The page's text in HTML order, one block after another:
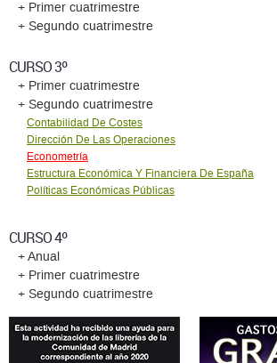
+ Primer cuatrimestre
+ Segundo cuatrimestre
CURSO 3º
+ Primer cuatrimestre
+ Segundo cuatrimestre
Contabilidad De Costes
Dirección De Las Operaciones
Econometría
Estructura Económica Y Financiera De España
Políticas Económicas Públicas
CURSO 4º
+ Anual
+ Primer cuatrimestre
+ Segundo cuatrimestre